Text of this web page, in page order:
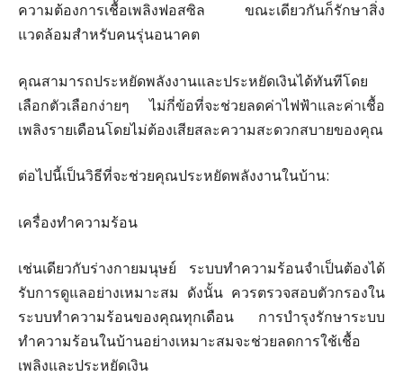
ความต้องการเชื้อเพลิงฟอสซิล ขณะเดียวกันก็รักษาสิ่ง
แวดล้อมสำหรับคนรุ่นอนาคต
คุณสามารถประหยัดพลังงานและประหยัดเงินได้ทันทีโดย
เลือกตัวเลือกง่ายๆ ไม่กี่ข้อที่จะช่วยลดค่าไฟฟ้าและค่าเชื้อ
เพลิงรายเดือนโดยไม่ต้องเสียสละความสะดวกสบายของคุณ
ต่อไปนี้เป็นวิธีที่จะช่วยคุณประหยัดพลังงานในบ้าน:
เครื่องทำความร้อน
เช่นเดียวกับร่างกายมนุษย์ ระบบทำความร้อนจำเป็นต้องได้
รับการดูแลอย่างเหมาะสม ดังนั้น ควรตรวจสอบตัวกรองใน
ระบบทำความร้อนของคุณทุกเดือน การบำรุงรักษาระบบ
ทำความร้อนในบ้านอย่างเหมาะสมจะช่วยลดการใช้เชื้อ
เพลิงและประหยัดเงิน